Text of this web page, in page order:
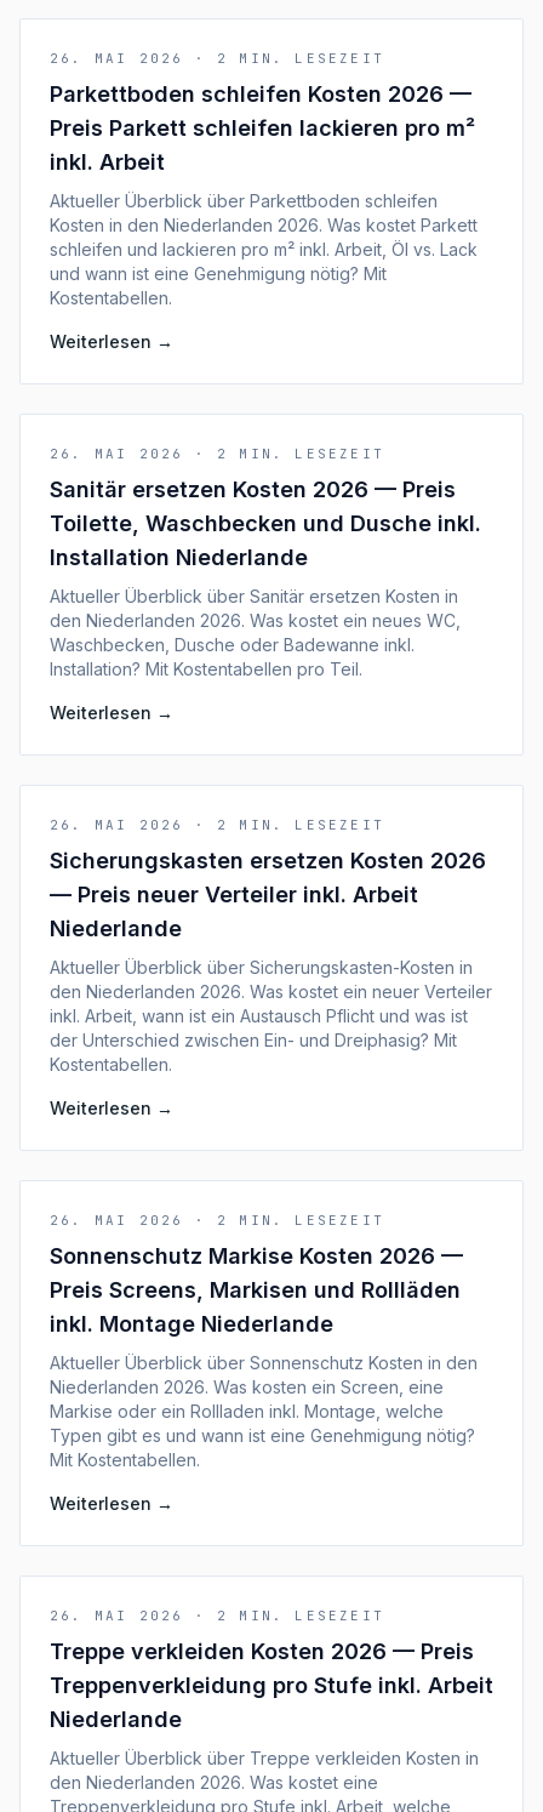
26. MAI 2026 · 2 MIN. LESEZEIT
Parkettboden schleifen Kosten 2026 —
Preis Parkett schleifen lackieren pro m²
inkl. Arbeit
Aktueller Überblick über Parkettboden schleifen
Kosten in den Niederlanden 2026. Was kostet Parkett
schleifen und lackieren pro m² inkl. Arbeit, Öl vs. Lack
und wann ist eine Genehmigung nötig? Mit
Kostentabellen.
Weiterlesen →
26. MAI 2026 · 2 MIN. LESEZEIT
Sanitär ersetzen Kosten 2026 — Preis
Toilette, Waschbecken und Dusche inkl.
Installation Niederlande
Aktueller Überblick über Sanitär ersetzen Kosten in
den Niederlanden 2026. Was kostet ein neues WC,
Waschbecken, Dusche oder Badewanne inkl.
Installation? Mit Kostentabellen pro Teil.
Weiterlesen →
26. MAI 2026 · 2 MIN. LESEZEIT
Sicherungskasten ersetzen Kosten 2026
— Preis neuer Verteiler inkl. Arbeit
Niederlande
Aktueller Überblick über Sicherungskasten-Kosten in
den Niederlanden 2026. Was kostet ein neuer Verteiler
inkl. Arbeit, wann ist ein Austausch Pflicht und was ist
der Unterschied zwischen Ein- und Dreiphasig? Mit
Kostentabellen.
Weiterlesen →
26. MAI 2026 · 2 MIN. LESEZEIT
Sonnenschutz Markise Kosten 2026 —
Preis Screens, Markisen und Rollläden
inkl. Montage Niederlande
Aktueller Überblick über Sonnenschutz Kosten in den
Niederlanden 2026. Was kosten ein Screen, eine
Markise oder ein Rollladen inkl. Montage, welche
Typen gibt es und wann ist eine Genehmigung nötig?
Mit Kostentabellen.
Weiterlesen →
26. MAI 2026 · 2 MIN. LESEZEIT
Treppe verkleiden Kosten 2026 — Preis
Treppenverkleidung pro Stufe inkl. Arbeit
Niederlande
Aktueller Überblick über Treppe verkleiden Kosten in
den Niederlanden 2026. Was kostet eine
Treppenverkleidung pro Stufe inkl. Arbeit, welche